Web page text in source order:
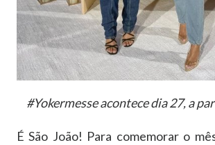
#Yokermesse acontece dia 27, a
É São João! Para comemorar o